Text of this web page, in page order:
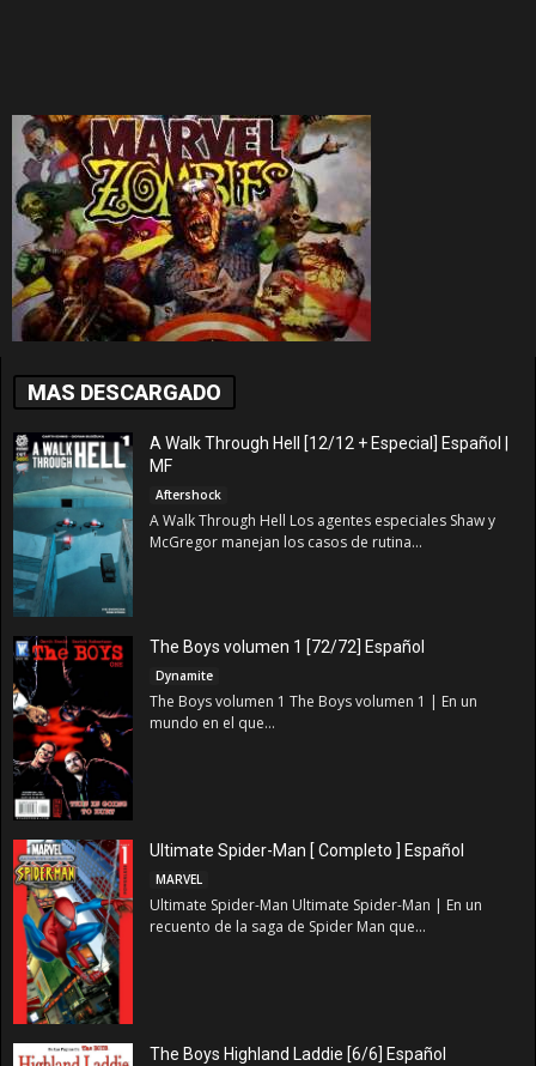
MAS DESCARGADO
A Walk Through Hell [12/12 + Especial] Español |
MF
Aftershock
A Walk Through Hell Los agentes especiales Shaw y
McGregor manejan los casos de rutina...
The Boys volumen 1 [72/72] Español
Dynamite
The Boys volumen 1 The Boys volumen 1 | En un
mundo en el que...
Ultimate Spider-Man [ Completo ] Español
MARVEL
Ultimate Spider-Man Ultimate Spider-Man | En un
recuento de la saga de Spider Man que...
The Boys Highland Laddie [6/6] Español